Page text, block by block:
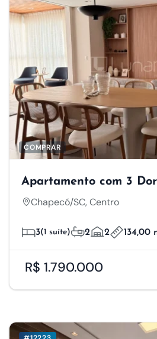
COMPRAR
Apartamento com 3
Chapecó/SC, Centro
3(1 suíte) 2 2 134,00
R$ 1.790.000
Respeitamos a